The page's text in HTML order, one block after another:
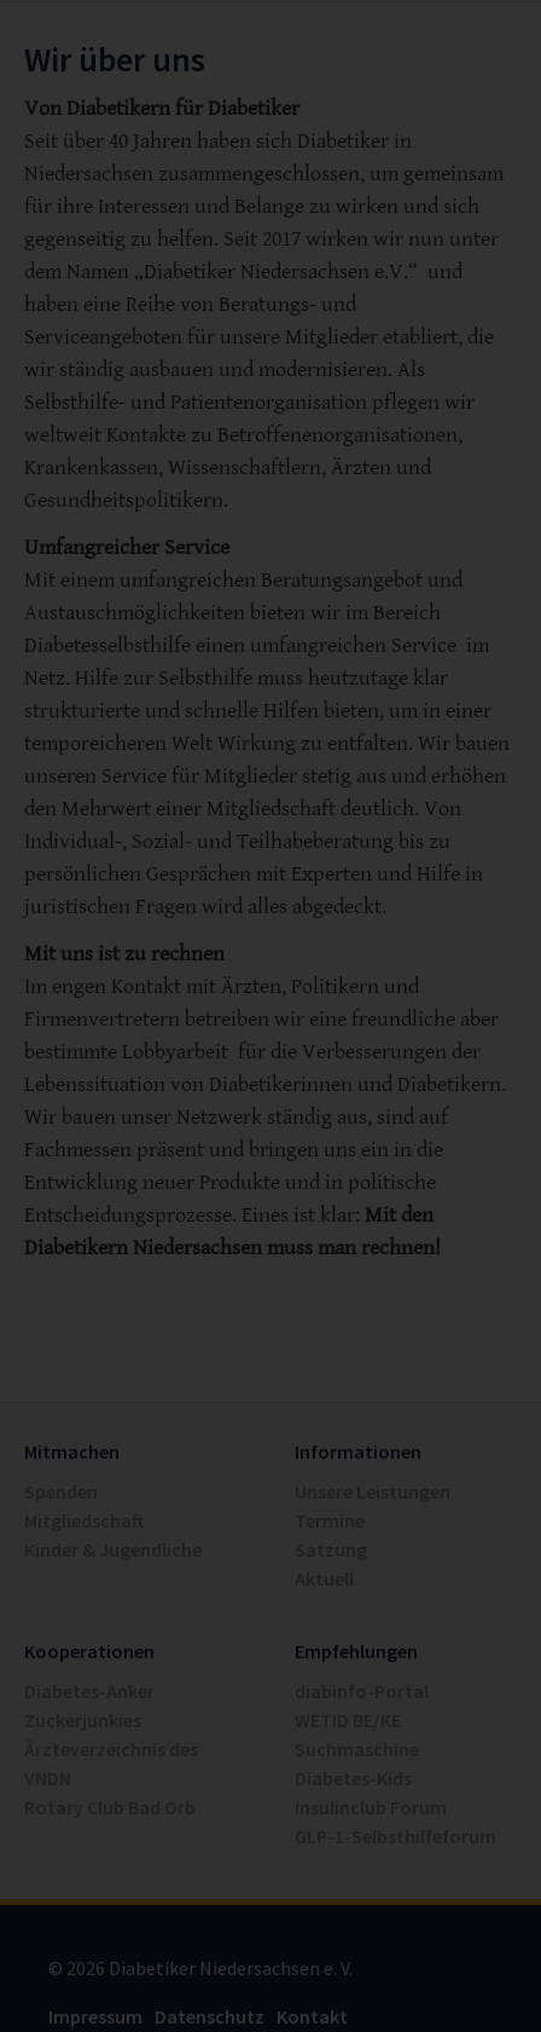
Wir über uns
Von Diabetikern für Diabetiker
Seit über 40 Jahren haben sich Diabetiker in
Niedersachsen zusammengeschlossen, um gemeinsam
für ihre Interessen und Belange zu wirken und sich
gegenseitig zu helfen. Seit 2017 wirken wir nun unter
dem Namen „Diabetiker Niedersachsen e.V.“ und
haben eine Reihe von Beratungs- und
Serviceangeboten für unsere Mitglieder etabliert, die
wir ständig ausbauen und modernisieren. Als
Selbsthilfe- und Patientenorganisation pflegen wir
weltweit Kontakte zu Betroffenenorganisationen,
Krankenkassen, Wissenschaftlern, Ärzten und
Gesundheitspolitikern.
Umfangreicher Service
Mit einem umfangreichen Beratungsangebot und
Austauschmöglichkeiten bieten wir im Bereich
Diabetesselbsthilfe einen umfangreichen Service im
Netz. Hilfe zur Selbsthilfe muss heutzutage klar
strukturierte und schnelle Hilfen bieten, um in einer
temporeicheren Welt Wirkung zu entfalten. Wir bauen
unseren Service für Mitglieder stetig aus und erhöhen
den Mehrwert einer Mitgliedschaft deutlich. Von
Individual-, Sozial- und Teilhabeberatung bis zu
persönlichen Gesprächen mit Experten und Hilfe in
juristischen Fragen wird alles abgedeckt.
Mit uns ist zu rechnen
Im engen Kontakt mit Ärzten, Politikern und
Firmenvertretern betreiben wir eine freundliche aber
bestimmte Lobbyarbeit für die Verbesserungen der
Lebenssituation von Diabetikerinnen und Diabetikern.
Wir bauen unser Netzwerk ständig aus, sind auf
Fachmessen präsent und bringen uns ein in die
Entwicklung neuer Produkte und in politische
Entscheidungsprozesse. Eines ist klar: Mit den
Diabetikern Niedersachsen muss man rechnen!
Mitmachen
Informationen
Kooperationen
Empfehlungen
© 2026 Diabetiker Niedersachsen e. V.
Impressum Datenschutz Kontakt